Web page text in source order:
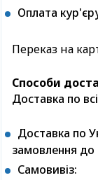
Оплата
Переказ на
Способи
Доставка по
Доставка по
замовлення до
Самовивіз: